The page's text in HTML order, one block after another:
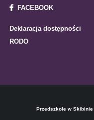
FACEBOOK
Deklaracja dostępności
RODO
Przedszkole w Skibinie